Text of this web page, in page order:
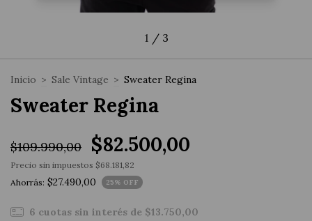
1 / 3
Inicio > Sale Vintage > Sweater Regina
Sweater Regina
$109.990,00 $82.500,00
Precio sin impuestos $68.181,82
Ahorrás: $27.490,00 25% OFF
6 cuotas sin interés de $13.750,00